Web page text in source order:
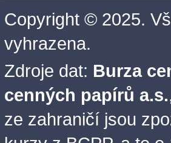
Copyright © 2025.
vyhrazena.
Zdroje dat: Burza
cenných papírů a.s.
ze zahraničí jsou